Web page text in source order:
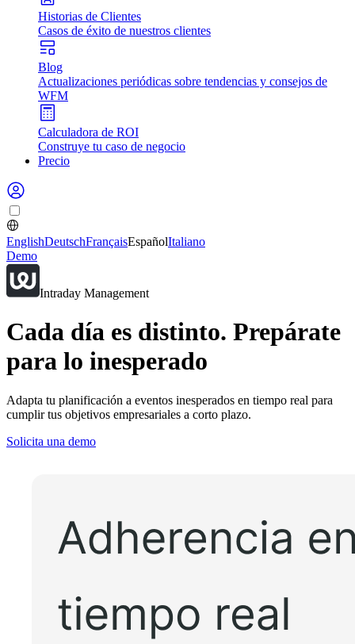
Historias de Clientes
Casos de éxito de nuestros clientes
Blog
Actualizaciones periódicas sobre tendencias y consejos de
WFM
Calculadora de ROI
Construye tu caso de negocio
Precio
EnglishDeutschFrançaisEspañolItaliano
Demo
Intraday Management
Cada día es distinto. Prepárate
para lo inesperado
Adapta tu planificación a eventos inesperados en tiempo real para
cumplir tus objetivos empresariales a corto plazo.
Solicita una demo